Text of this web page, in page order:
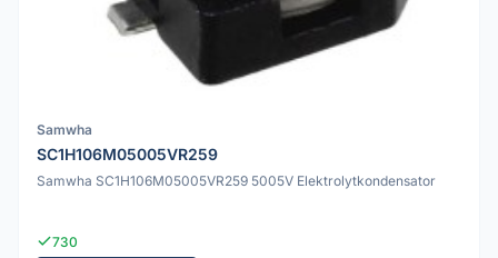
Samwha
SC1H106M05005VR259
Samwha SC1H106M05005VR259 5005V Elektrolytkondensator
730